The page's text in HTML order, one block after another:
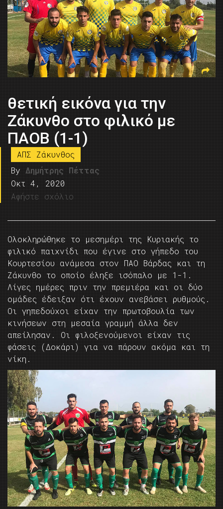
θετική εικόνα για την
Ζάκυνθο στο φιλικό με
ΠΑΟΒ (1-1)
ΑΠΣ Ζάκυνθος
By Δημήτρης Πέττας
Οκτ 4, 2020
Αφήστε σχόλιο
Ολοκληρώθηκε το μεσημέρι της Κυριακής το
φιλικό παιχνίδι που έγινε στο γήπεδο του
Κουρτεσίου ανάμεσα στον ΠΑΟ Βάρδας και τη
Ζάκυνθο το οποίο έληξε ισόπαλο με 1-1.
Λίγες ημέρες πριν την πρεμιέρα και οι δύο
ομάδες έδειξαν ότι έχουν ανεβάσει ρυθμούς.
Οι γηπεδούχοι είχαν την πρωτοβουλία των
κινήσεων στη μεσαία γραμμή άλλα δεν
απείλησαν. Οι φιλοξενούμενοι είχαν τις
φάσεις (Δοκάρι) για να πάρουν ακόμα και τη
νίκη.